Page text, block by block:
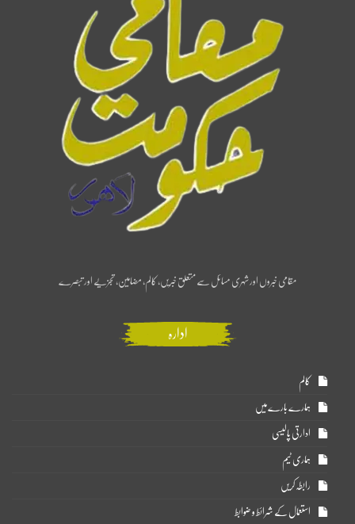
مقامی خبروں اور شہری مسائل سے متعلق خبریں، کالم، مضامین، تجزیے اور تبصرے
ادارہ
کالم
ہمارے بارے میں
ادارتی پالیسی
ہماری ٹیم
رابطہ کریں
استعمال کے شرائط و ضوابط